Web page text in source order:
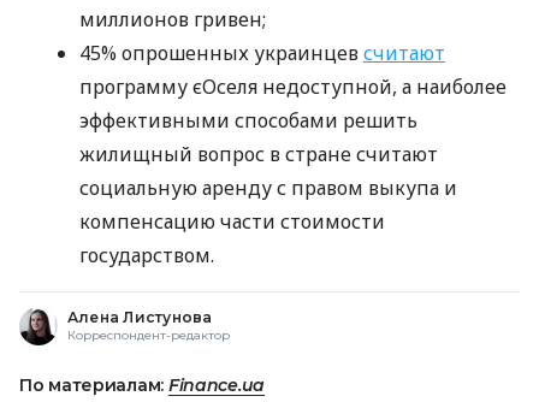
миллионов гривен;
45% опрошенных украинцевсчитают
программу єОселя недоступной, а наиболее
эффективными способами решить
жилищный вопрос в стране считают
социальную аренду с правом выкупа и
компенсацию части стоимости
государством.
Алена Листунова
Корреспондент-редактор
По материалам: Finance.ua